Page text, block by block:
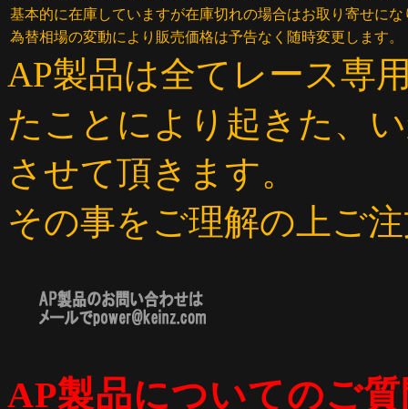
基本的に在庫していますが在庫切れの場合はお取り寄せに
為替相場の変動により販売価格は予告なく随時変更します。
AP製品は全てレース専
たことにより起きた、
させて頂きます。
その事をご理解の上ご
AP製品についてのご